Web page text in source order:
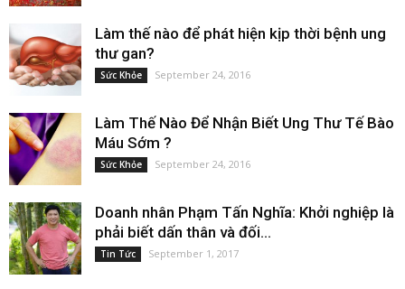
Làm thế nào để phát hiện kịp thời bệnh ung
thư gan?
Sức Khỏe September 24, 2016
Làm Thế Nào Để Nhận Biết Ung Thư Tế Bào
Máu Sớm ?
Sức Khỏe September 24, 2016
Doanh nhân Phạm Tấn Nghĩa: Khởi nghiệp là
phải biết dấn thân và đối...
Tin Tức September 1, 2017